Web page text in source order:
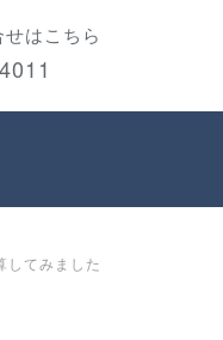
はこちら
してみました